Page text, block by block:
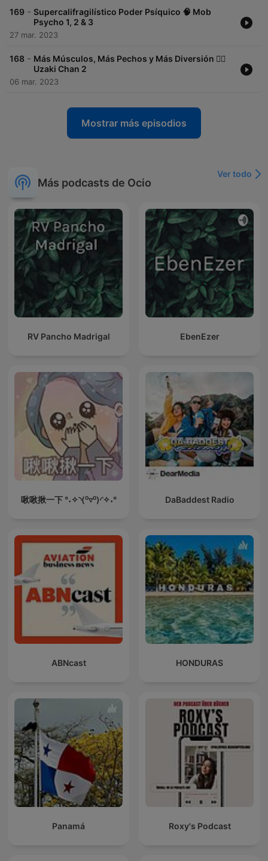
169 - Supercalifragilístico Poder Psíquico 🧠 Mob
Psycho 1, 2 & 3
27 mar. 2023
168 - Más Músculos, Más Pechos y Más Diversión 🏋️‍♂️
Uzaki Chan 2
06 mar. 2023
Mostrar más episodios
Más podcasts de Ocio
Ver todo
RV Pancho Madrigal EbenEzer
啾啾揪一下 °˖✧◝(⁰▿⁰)◜✧˖° DaBaddest Radio
ABNcast HONDURAS
Panamá Roxy's Podcast